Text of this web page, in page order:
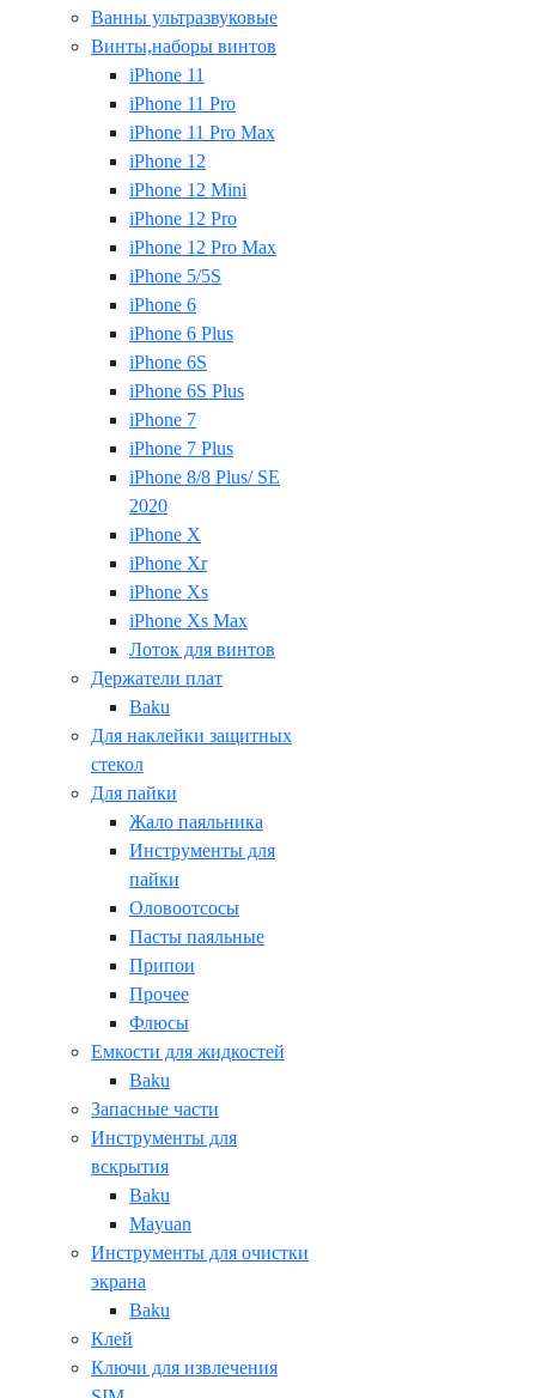
Ванны ультразвуковые
Винты,наборы винтов
iPhone 11
iPhone 11 Pro
iPhone 11 Pro Max
iPhone 12
iPhone 12 Mini
iPhone 12 Pro
iPhone 12 Pro Max
iPhone 5/5S
iPhone 6
iPhone 6 Plus
iPhone 6S
iPhone 6S Plus
iPhone 7
iPhone 7 Plus
iPhone 8/8 Plus/ SE
2020
iPhone X
iPhone Xr
iPhone Xs
iPhone Xs Max
Лоток для винтов
Держатели плат
Baku
Для наклейки защитных
стекол
Для пайки
Жало паяльника
Инструменты для
пайки
Оловоотсосы
Пасты паяльные
Припои
Прочее
Флюсы
Емкости для жидкостей
Baku
Запасные части
Инструменты для
вскрытия
Baku
Mayuan
Инструменты для очистки
экрана
Baku
Клей
Ключи для извлечения